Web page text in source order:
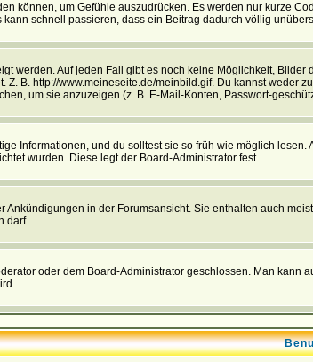
können, um Gefühle auszudrücken. Es werden nur kurze
schnell passieren, dass ein Beitrag dadurch völlig
werden. Auf jeden Fall gibt es noch keine Möglichkeit,
Z. B. http://www.meineseite.de/meinbild.gif. Du kannst
um sie anzuzeigen (z. B. E-Mail-Konten, Passwort-
Informationen, und du solltest sie so früh wie möglich
wurden. Diese legt der Board-Administrator fest.
Ankündigungen in der Forumsansicht. Sie enthalten auch
darf.
oder dem Board-Administrator geschlossen. Man